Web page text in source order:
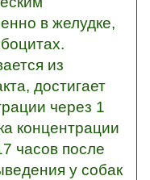
в желудке,
из
достигает
через 1
концентрации
часов после
у собак